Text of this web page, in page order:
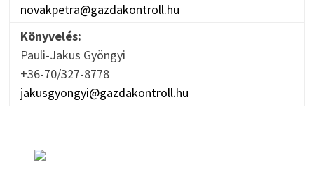
novakpetra@gazdakontroll.hu
Könyvelés:
Pauli-Jakus Gyöngyi
+36-70/327-8778
jakusgyongyi@gazdakontroll.hu